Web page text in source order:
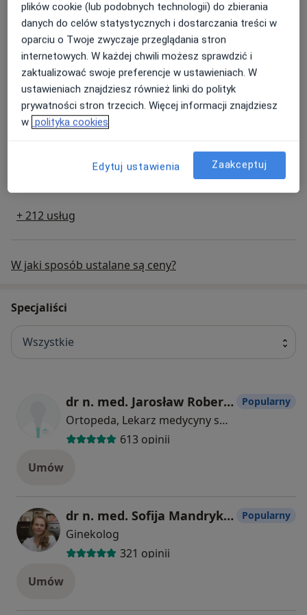
Konsultacja dermatologiczna
230 zł - 340 zł
Szczegółykonsultacja dermatologiczna
Umów
Popularna
Konsultacja ortopedyczna
+ 212 usług
W jaki sposób ustalane są ceny?
Specjaliści
Wszystkie
dr n. med. Jarosław Robert Dójczyński
Ortopeda, Lekarz medycyny sportowej
613 opinii
Popularny
Umów
dr n. med. Sofija Mandryka-Stankewycz
Ginekolog
321 opinii
Popularny
Umów
plików cookie (lub podobnych technologii) do zbierania
danych do celów statystycznych i dostarczania treści w
oparciu o Twoje zwyczaje przeglądania stron
internetowych. W każdej chwili możesz sprawdzić i
zaktualizować swoje preferencje w ustawieniach. W
ustawieniach znajdziesz również linki do polityk
prywatności stron trzecich. Więcej informacji znajdziesz
w polityka cookies
Edytuj ustawienia Zaakceptuj